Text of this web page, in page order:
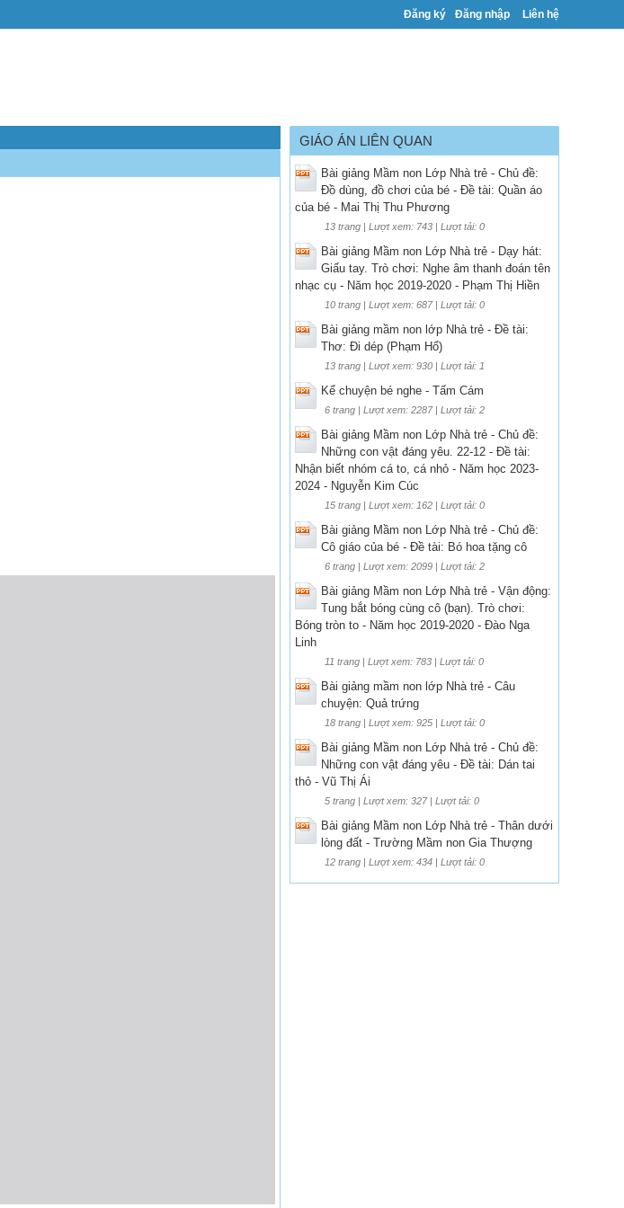
Đăng ký Đăng nhập Liên hệ
GIÁO ÁN LIÊN QUAN
Bài giảng Mầm non Lớp Nhà trẻ - Chủ đề:
Đồ dùng, đồ chơi của bé - Đề tài: Quần áo
của bé - Mai Thị Thu Phương
13 trang | Lượt xem: 743 | Lượt tải: 0
Bài giảng Mầm non Lớp Nhà trẻ - Dạy hát:
Giấu tay. Trò chơi: Nghe âm thanh đoán tên
nhạc cụ - Năm học 2019-2020 - Phạm Thị Hiền
10 trang | Lượt xem: 687 | Lượt tải: 0
Bài giảng mầm non lớp Nhà trẻ - Đề tài:
Thơ: Đi dép (Phạm Hổ)
13 trang | Lượt xem: 930 | Lượt tải: 1
Kể chuyện bé nghe - Tấm Cám
6 trang | Lượt xem: 2287 | Lượt tải: 2
Bài giảng Mầm non Lớp Nhà trẻ - Chủ đề:
Những con vật đáng yêu. 22-12 - Đề tài:
Nhận biết nhóm cá to, cá nhỏ - Năm học 2023-
2024 - Nguyễn Kim Cúc
15 trang | Lượt xem: 162 | Lượt tải: 0
Bài giảng Mầm non Lớp Nhà trẻ - Chủ đề:
Cô giáo của bé - Đề tài: Bó hoa tặng cô
6 trang | Lượt xem: 2099 | Lượt tải: 2
Bài giảng Mầm non Lớp Nhà trẻ - Vận động:
Tung bắt bóng cùng cô (bạn). Trò chơi:
Bóng tròn to - Năm học 2019-2020 - Đào Nga
Linh
11 trang | Lượt xem: 783 | Lượt tải: 0
Bài giảng mầm non lớp Nhà trẻ - Câu
chuyện: Quả trứng
18 trang | Lượt xem: 925 | Lượt tải: 0
Bài giảng Mầm non Lớp Nhà trẻ - Chủ đề:
Những con vật đáng yêu - Đề tài: Dán tai
thỏ - Vũ Thị Ái
5 trang | Lượt xem: 327 | Lượt tải: 0
Bài giảng Mầm non Lớp Nhà trẻ - Thân dưới
lòng đất - Trường Mầm non Gia Thượng
12 trang | Lượt xem: 434 | Lượt tải: 0